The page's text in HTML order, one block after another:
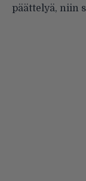
päättelyä, niin